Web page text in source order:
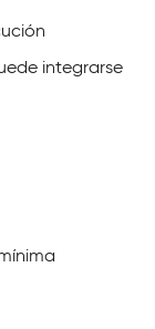
integrarse